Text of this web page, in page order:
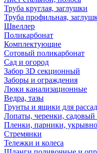
Труба круглая, заглушки
Труба профильная,
Швеллер
Поликарбонат
Комплектующие
Сотовый поликарбонат
Сад и огород
Забор 3D секционный
Заборы и ограждения
Люки канализационные
Ведра, тазы
Грунты и ящики для
Лопаты, черенки, садовый
Пленки, парники,
Стремянки
Тележки и колеса